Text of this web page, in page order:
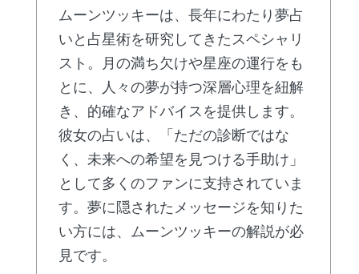
ムーンツッキーは、長年にわたり夢占
いと占星術を研究してきたスペシャリ
スト。月の満ち欠けや星座の運行をも
とに、人々の夢が持つ深層心理を紐解
き、的確なアドバイスを提供します。
彼女の占いは、「ただの診断ではな
く、未来への希望を見つける手助け」
として多くのファンに支持されていま
す。夢に隠されたメッセージを知りた
い方には、ムーンツッキーの解説が必
見です。